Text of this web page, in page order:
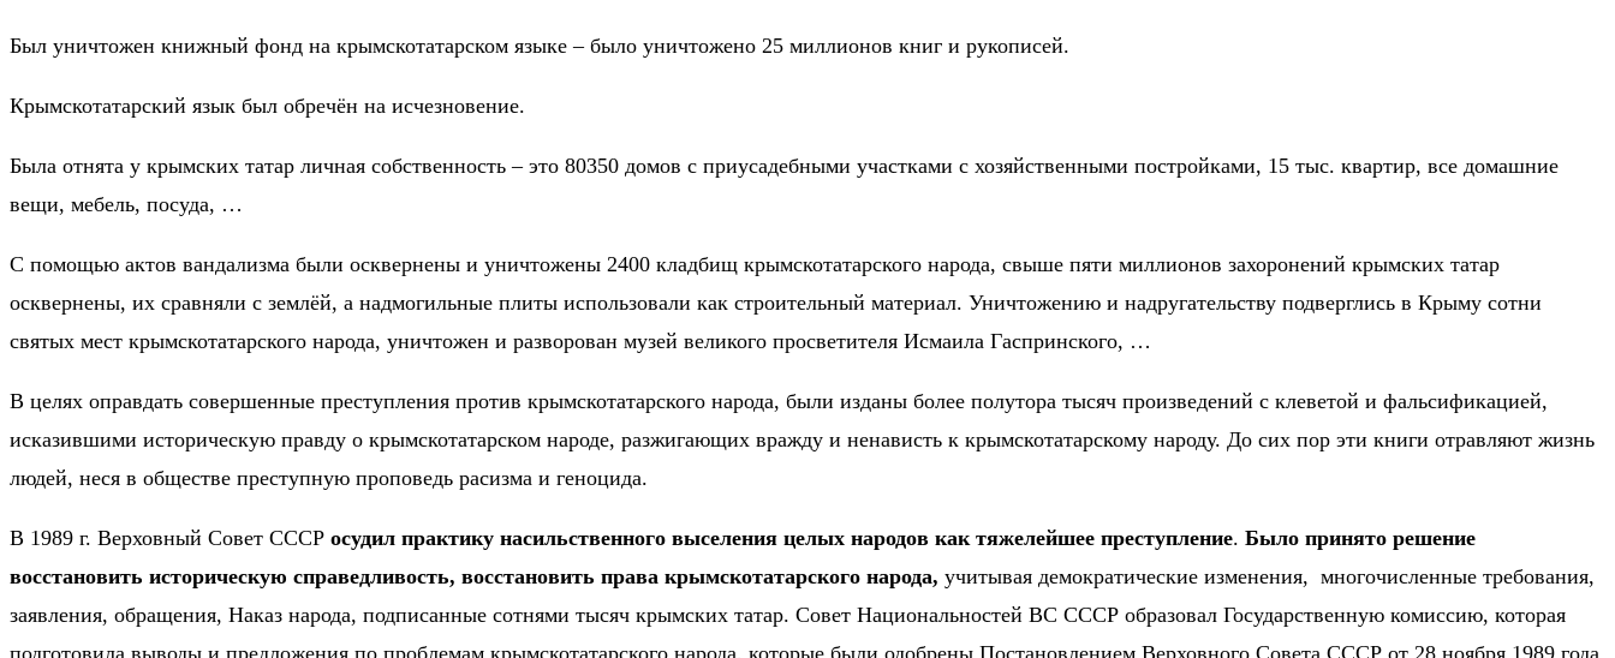
Был уничтожен книжный фонд на крымскотатарском языке – было уничтожено 25 миллионов книг и рукописей.
Крымскотатарский язык был обречён на исчезновение.
Была отнята у крымских татар личная собственность – это 80350 домов с приусадебными участками с хозяйственными постройками, 15 тыс. квартир, все домашние
вещи, мебель, посуда, …
С помощью актов вандализма были осквернены и уничтожены 2400 кладбищ крымскотатарского народа, свыше пяти миллионов захоронений крымских татар
осквернены, их сравняли с землёй, а надмогильные плиты использовали как строительный материал. Уничтожению и надругательству подверглись в Крыму сотни
святых мест крымскотатарского народа, уничтожен и разворован музей великого просветителя Исмаила Гаспринского, …
В целях оправдать совершенные преступления против крымскотатарского народа, были изданы более полутора тысяч произведений с клеветой и фальсификацией,
исказившими историческую правду о крымскотатарском народе, разжигающих вражду и ненависть к крымскотатарскому народу. До сих пор эти книги отравляют жизнь
людей, неся в обществе преступную проповедь расизма и геноцида.
В 1989 г. Верховный Совет СССР осудил практику насильственного выселения целых народов как тяжелейшее преступление. Было принято решение
восстановить историческую справедливость, восстановить права крымскотатарского народа, учитывая демократические изменения, многочисленные требования,
заявления, обращения, Наказ народа, подписанные сотнями тысяч крымских татар. Совет Национальностей ВС СССР образовал Государственную комиссию, которая